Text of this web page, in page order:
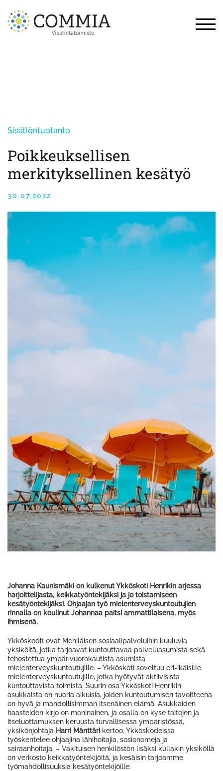
content
Sisällöntuotanto
Poikkeuksellisen
merkityksellinen kesätyö
30.07.2022
Johanna Kaunismäki on kulkenut Ykköskoti Henrikin arjessa
harjoittelijasta, keikkatyöntekijäksi ja jo toistamiseen
kesätyöntekijäksi. Ohjaajan työ mielenterveyskuntoutujien
rinnalla on koulinut Johannaa paitsi ammattilaisena, myös
ihmisenä.
Ykköskodit ovat Mehiläisen sosiaalipalveluihin kuuluvia
yksiköitä, jotka tarjoavat kuntouttavaa palveluasumista sekä
tehostettua ympärivuorokautista asumista
mielenterveyskuntoutujille. – Ykköskoti soveltuu eri-ikäisille
mielenterveyskuntoutujille, jotka hyötyvät aktiivisista
kuntouttavista toimista. Suurin osa Ykköskoti Henrikin
asukkaista on nuoria aikuisia, joiden kuntoutumisen tavoitteena
on hyvä ja mahdollisimman itsenäinen elämä. Asukkaiden
haasteiden kirjo on moninainen, ja osalla on kyse taitojen ja
itseluottamuksen keruusta turvallisessa ympäristössä,
yksikönjohtaja Harri Mänttäri kertoo. Ykköskodeissa
työskentelee ohjaajina lähihoitajia, sosionomeja ja
sairaanhoitaja. – Vakituisen henkilöstön lisäksi kullakin yksiköllä
on verkosto keikkatyöntekijöitä, ja kesäisin tarjoamme
työmahdollisuuksia kesätyöntekijöille.